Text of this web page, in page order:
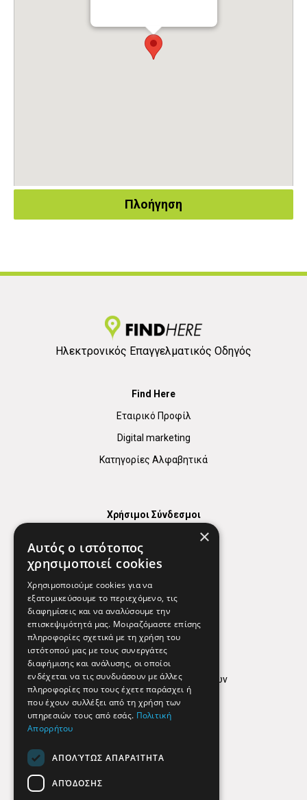
Πλοήγηση
Ηλεκτρονικός Επαγγελματικός Οδηγός
Find Here
Εταιρικό Προφίλ
Digital marketing
Κατηγορίες Αλφαβητικά
Χρήσιμοι Σύνδεσμοι
Χρήσιμα Τηλέφωνα
Εφημερεύοντα Φαρμακεία
Απόρρητο
Όροι Χρήσης
Πολιτική προστασίας δεδομένων
Findhere
Social Media
×
Αυτός ο ιστότοπος
χρησιμοποιεί cookies
Χρησιμοποιούμε cookies για να
εξατομικεύσουμε το περιεχόμενο, τις
διαφημίσεις και να αναλύσουμε την
επισκεψιμότητά μας. Μοιραζόμαστε επίσης
πληροφορίες σχετικά με τη χρήση του
ιστότοπού μας με τους συνεργάτες
διαφήμισης και ανάλυσης, οι οποίοι
ενδέχεται να τις συνδυάσουν με άλλες
πληροφορίες που τους έχετε παράσχει ή
που έχουν συλλέξει από τη χρήση των
υπηρεσιών τους από εσάς. Πολιτική
Απορρήτου
ΑΠΟΛΎΤΩΣ ΑΠΑΡΑΊΤΗΤΑ
ΑΠΌΔΟΣΗΣ